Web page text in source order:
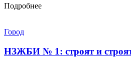
Подробнее
Город
НЗЖБИ № 1: строят и